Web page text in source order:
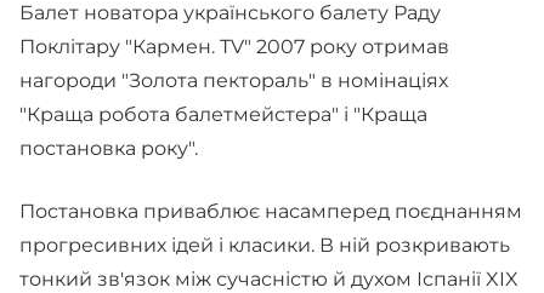
Балет новатора українського балету Раду
Поклітару "Кармен. TV" 2007 року отримав
нагороди "Золота пектораль" в номінаціях
"Краща робота балетмейстера" і "Краща
постановка року".
Постановка приваблює насамперед поєднанням
прогресивних ідей і класики. В ній розкривають
тонкий зв'язок між сучасністю й духом Іспанії XIX